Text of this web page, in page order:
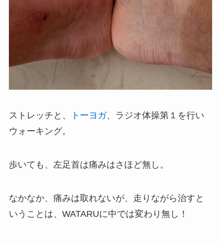
ストレッチと、 トーヨガ、ラジオ体操第１を行い
ウォーキング。
歩いても、左足首は痛みはさほど無し。
なかなか、痛みは取れないが、走りながら治すと
いうことは、WATARUに中では変わり無し！